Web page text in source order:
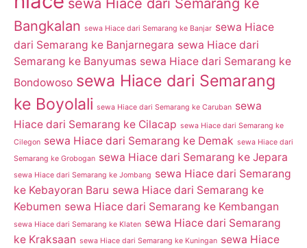
Bangkalan sewa Hiace dari Semarang ke Banjar sewa Hiace
dari Semarang ke Banjarnegara sewa Hiace dari
Semarang ke Banyumas sewa Hiace dari Semarang ke
Bondowoso sewa Hiace dari Semarang
ke Boyolali sewa Hiace dari Semarang ke Caruban sewa
Hiace dari Semarang ke Cilacap sewa Hiace dari Semarang ke
Cilegon sewa Hiace dari Semarang ke Demak sewa Hiace dari
Semarang ke Grobogan sewa Hiace dari Semarang ke Jepara
sewa Hiace dari Semarang ke Jombang sewa Hiace dari Semarang
ke Kebayoran Baru sewa Hiace dari Semarang ke
Kebumen sewa Hiace dari Semarang ke Kembangan
sewa Hiace dari Semarang ke Klaten sewa Hiace dari Semarang
ke Kraksaan sewa Hiace dari Semarang ke Kuningan sewa Hiace